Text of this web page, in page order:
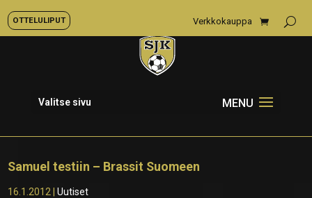
OTTELULIPUT Verkkokauppa
Valitse sivu
Samuel testiin – Brassit Suomeen
16.1.2012 |Uutiset